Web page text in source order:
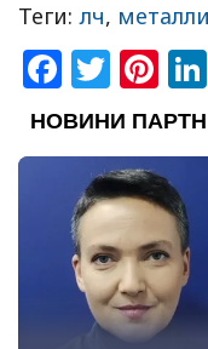
Теги:лч,